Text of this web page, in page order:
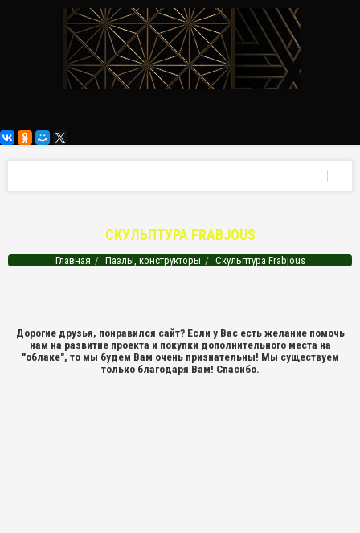
СКУЛЬПТУРА FRABJOUS
Главная Пазлы, конструкторы Скульптура Frabjous
Дорогие друзья, понравился сайт? Если у Вас есть желание помочь
нам на развитие проекта и покупки дополнительного места на
"облаке", то мы будем Вам очень признательны! Мы существуем
только благодаря Вам! Спасибо.